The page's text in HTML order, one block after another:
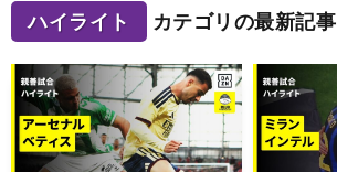
ハイライト カテゴリの最新記事